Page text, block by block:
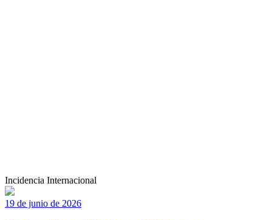
Incidencia Internacional
19 de junio de 2026